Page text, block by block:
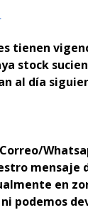
tienen
stock
al día
Correo/
mensaje
en
podemos